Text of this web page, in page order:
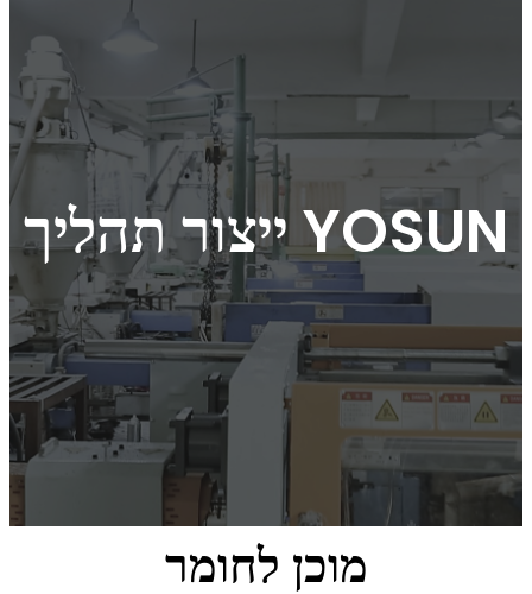
ייצור תהליך YOSUN
מוכן לחומר